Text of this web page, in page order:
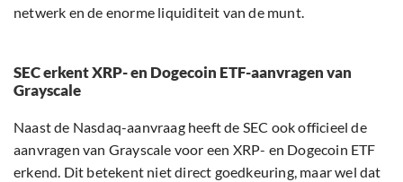
netwerk en de enorme liquiditeit van de munt.
SEC erkent XRP- en Dogecoin ETF-aanvragen van
Grayscale
Naast de Nasdaq-aanvraag heeft de SEC ook officieel de
aanvragen van Grayscale voor een XRP- en Dogecoin ETF
erkend. Dit betekent niet direct goedkeuring, maar wel dat